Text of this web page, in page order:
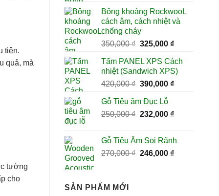
tiên.
quả, mà
tường
cho
là:
350,000 ₫.
tại
là:
Bông khoáng RockwooL
cách âm, cách nhiệt và
chống cháy
350,000₫ Giá
là:
350,000 ₫.
325,000 ₫Giá
tại
là:
325,000 ₫.
Tấm PANEL XPS Cách
nhiệt (Sandwich XPS)
420,000₫ Giá
là:
420,000 ₫.
390,000 ₫Giá
là:
Gỗ Tiêu âm Đục Lỗ
250,000₫ Giá
250,000 ₫.
232,000 ₫Giá
là:
232,000 ₫.
Gỗ Tiêu Âm Soi Rãnh
270,000₫ Giá
246,000 ₫Giá
SẢN PHẨM MỚI